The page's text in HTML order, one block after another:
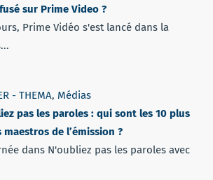
sur Prime Video ?
Prime Vidéo s'est lancé dans la
- THEMA, Médias
pas les paroles : qui sont les 10 plus
maestros de l’émission ?
dans N'oubliez pas les paroles avec